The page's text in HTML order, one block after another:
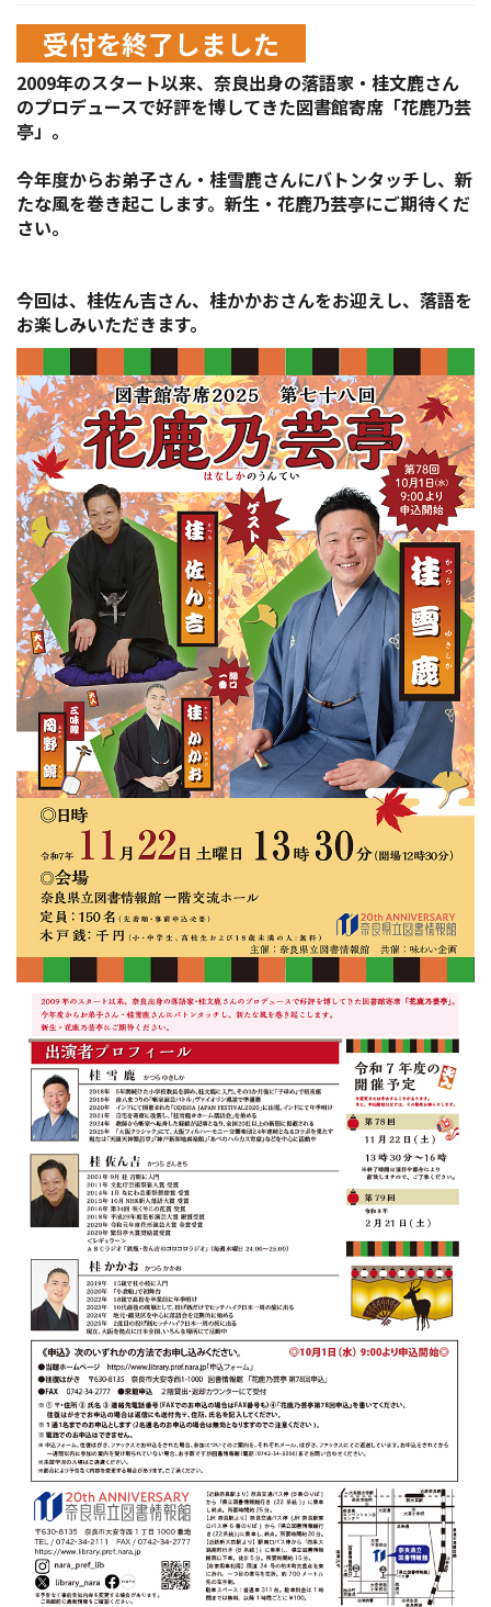
受付を終了しました
2009年のスタート以来、奈良出身の落語家・桂文鹿さん
のプロデュースで好評を博してきた図書館寄席「花鹿乃芸
亭」。
今年度からお弟子さん・桂雪鹿さんにバトンタッチし、新
たな風を巻き起こします。新生・花鹿乃芸亭にご期待くだ
さい。
今回は、桂佐ん吉さん、桂かかおさんをお迎えし、落語を
お楽しみいただきます。